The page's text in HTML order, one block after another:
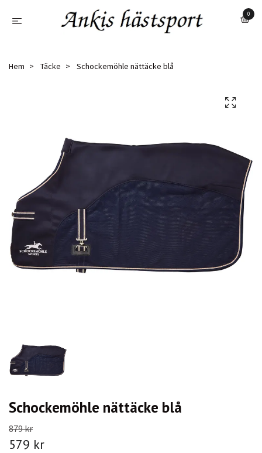
0
Hem Täcke Schockemöhle nättäcke blå
Schockemöhle nättäcke blå
879 kr
579 kr